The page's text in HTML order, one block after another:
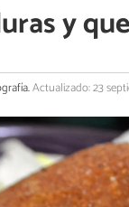
y
Actualizado: 23